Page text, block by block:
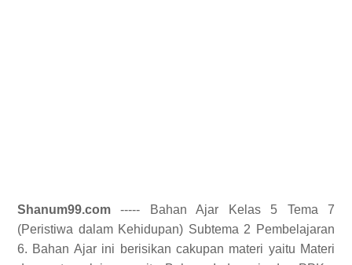
Shanum99.com ----- Bahan Ajar Kelas 5 Tema 7
(Peristiwa dalam Kehidupan) Subtema 2 Pembelajaran
6. Bahan Ajar ini berisikan cakupan materi yaitu Materi